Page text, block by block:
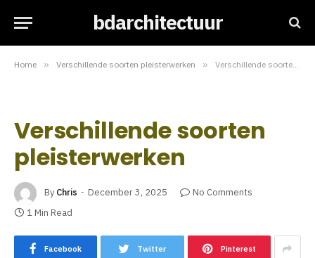
bdarchitectuur
Home » Verschillende soorten pleisterwerken » Verschillende soorten pleisterwerken
Verschillende soorten
pleisterwerken
By Chris December 3, 2025
No Comments
1 Min Read
Facebook Twitter Pinterest